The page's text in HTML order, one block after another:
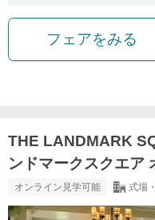
フェアをみる
THE LANDMARK
ンドマークスクエア
オンライン見学可能 式場